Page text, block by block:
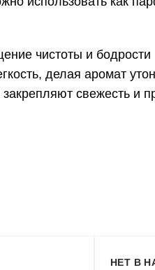
чистоты и бодрости
делая аромат
свежесть и
НЕТ В